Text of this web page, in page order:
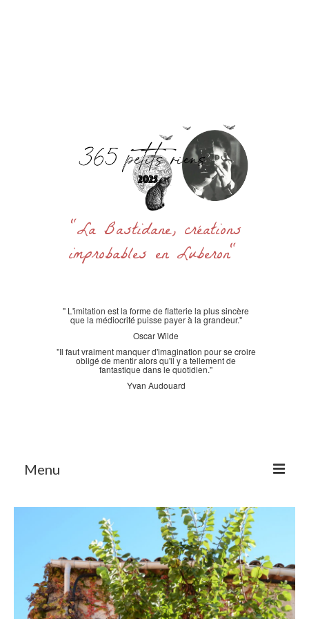
"La Bastidane, créations
improbables en Luberon"
" L'imitation est la forme de flatterie la plus sincère
que la médiocrité puisse payer à la grandeur."
Oscar Wilde
"Il faut vraiment manquer d'imagination pour se croire
obligé de mentir alors qu'il y a tellement de
fantastique dans le quotidien."
Yvan Audouard
Menu
Accueil
La Boutique
Archives